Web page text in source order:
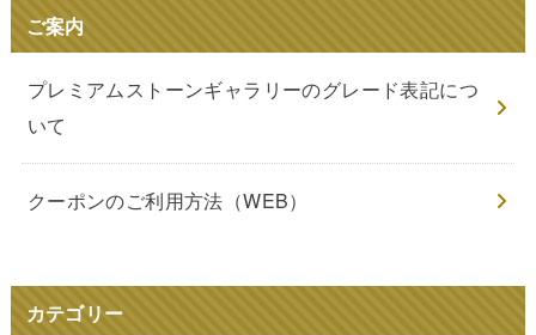
ご案内
プレミアムストーンギャラリーのグレード表記につ
いて
クーポンのご利用方法（WEB）
カテゴリー